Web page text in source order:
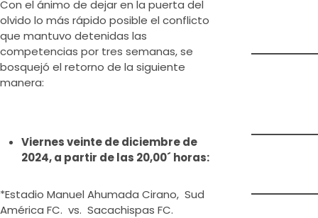
Con el ánimo de dejar en la puerta del
olvido lo más rápido posible el conflicto
que mantuvo detenidas las
competencias por tres semanas, se
bosquejó el retorno de la siguiente
manera:
Viernes veinte de diciembre de
2024, a partir de las 20,00´ horas:
*Estadio Manuel Ahumada Cirano, Sud
América FC. vs. Sacachispas FC.